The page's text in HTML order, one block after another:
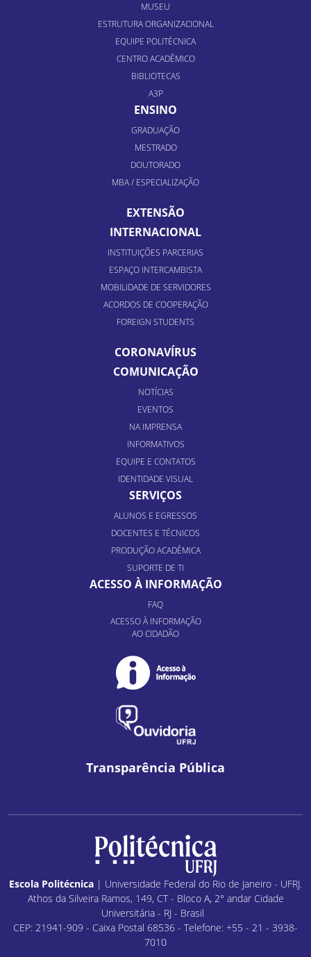
MUSEU
ESTRUTURA ORGANIZACIONAL
EQUIPE POLITÉCNICA
CENTRO ACADÊMICO
BIBLIOTECAS
A3P
ENSINO
GRADUAÇÃO
MESTRADO
DOUTORADO
MBA / ESPECIALIZAÇÃO
EXTENSÃO
INTERNACIONAL
INSTITUIÇÕES PARCERIAS
ESPAÇO INTERCAMBISTA
MOBILIDADE DE SERVIDORES
ACORDOS DE COOPERAÇÃO
FOREIGN STUDENTS
CORONAVÍRUS
COMUNICAÇÃO
NOTÍCIAS
EVENTOS
NA IMPRENSA
INFORMATIVOS
EQUIPE E CONTATOS
IDENTIDADE VISUAL
SERVIÇOS
ALUNOS E EGRESSOS
DOCENTES E TÉCNICOS
PRODUÇÃO ACADÊMICA
SUPORTE DE TI
ACESSO À INFORMAÇÃO
FAQ
ACESSO À INFORMAÇÃO
AO CIDADÃO
Transparência Pública
Escola Politécnica | Universidade Federal do Rio de Janeiro - UFRJ.
Athos da Silveira Ramos, 149, CT - Bloco A, 2° andar Cidade
Universitária - RJ - Brasil
CEP: 21941-909 - Caixa Postal 68536 - Telefone: +55 - 21 - 3938-
7010